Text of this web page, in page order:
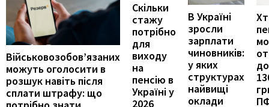
Військовозобов’язаних
можуть оголосити в
розшук навіть після
сплати штрафу: що
Скільки
стажу
потрібно
для
виходу
на
пенсію в
Україні у
2026
В Україні
зросли
зарплати
чиновників:
у яких
структурах
найвищі
оклади